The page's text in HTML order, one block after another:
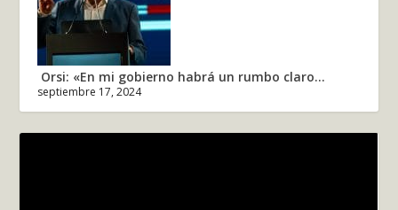
Orsi: «En mi gobierno habrá un rumbo claro...
septiembre 17, 2024